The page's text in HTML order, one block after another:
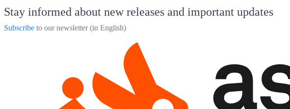
Stay informed about new releases and important updates
Subscribe to our newsletter (in English)